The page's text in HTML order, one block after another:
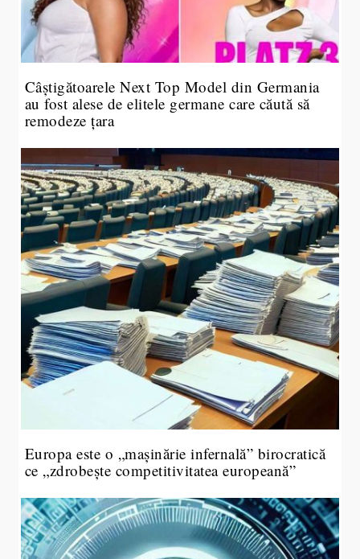
Câștigătoarele Next Top Model din Germania
au fost alese de elitele germane care căută să
remodeze țara
Europa este o „mașinărie infernală” birocratică
ce „zdrobește competitivitatea europeană”